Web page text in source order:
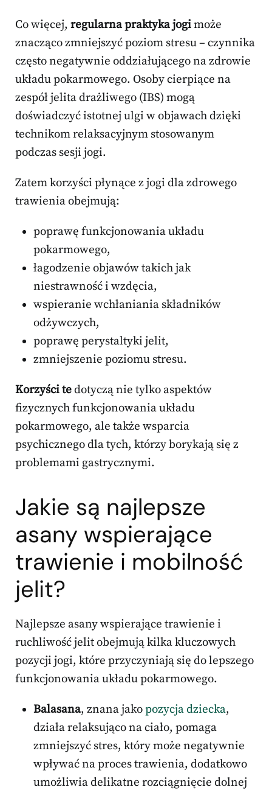
Co więcej, regularna praktyka jogimoże
znacząco zmniejszyć poziom stresu – czynnika
często negatywnie oddziałującego na zdrowie
układu pokarmowego. Osoby cierpiące na
zespół jelita drażliwego (IBS) mogą
doświadczyć istotnej ulgi w objawach dzięki
technikom relaksacyjnym stosowanym
podczas sesji jogi.
Zatem korzyści płynące z jogi dla zdrowego
trawienia obejmują:
poprawę funkcjonowania układu
pokarmowego,
łagodzenie objawów takich jak
niestrawność i wzdęcia,
wspieranie wchłaniania składników
odżywczych,
poprawę perystaltyki jelit,
zmniejszenie poziomu stresu.
Korzyści tedotyczą nie tylko aspektów
fizycznych funkcjonowania układu
pokarmowego, ale także wsparcia
psychicznego dla tych, którzy borykają się z
problemami gastrycznymi.
Jakie są najlepsze
asany wspierające
trawienie i mobilność
jelit?
Najlepsze asany wspierające trawienie i
ruchliwość jelit obejmują kilka kluczowych
pozycji jogi, które przyczyniają się do lepszego
funkcjonowania układu pokarmowego.
Balasana, znana jakopozycja dziecka,
działa relaksująco na ciało, pomaga
zmniejszyć stres, który może negatywnie
wpływać na proces trawienia, dodatkowo
umożliwia delikatne rozciągnięcie dolnej